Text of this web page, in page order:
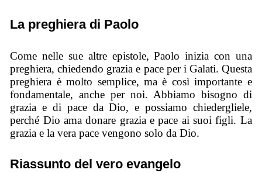
La preghiera di Paolo
Come nelle sue altre epistole, Paolo inizia con una
preghiera, chiedendo grazia e pace per i Galati. Questa
preghiera è molto semplice, ma è così importante e
fondamentale, anche per noi. Abbiamo bisogno di
grazia e di pace da Dio, e possiamo chiedergliele,
perché Dio ama donare grazia e pace ai suoi figli. La
grazia e la vera pace vengono solo da Dio.
Riassunto del vero evangelo